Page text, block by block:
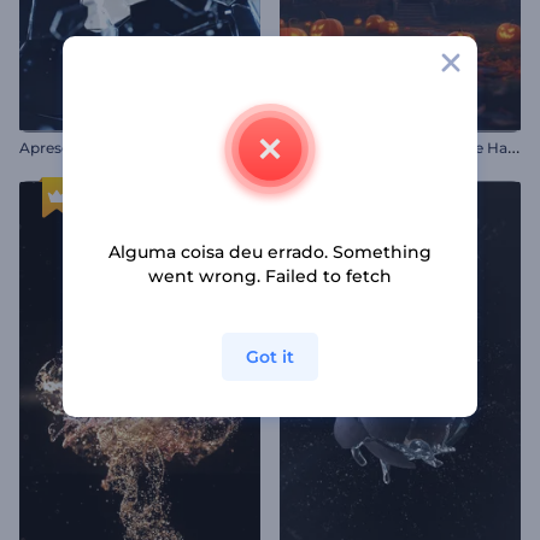
Apresentação de Logo - Vidro Quebrado A
nimações Assustadoras de Halloween
Alguma coisa deu errado. Something
went wrong. Failed to fetch
Got it